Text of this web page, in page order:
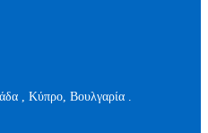
, Kύπρο, Βουλγαρία .